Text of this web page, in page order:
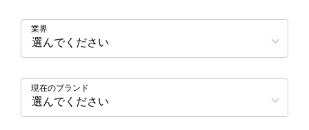
業界
現在のブランド